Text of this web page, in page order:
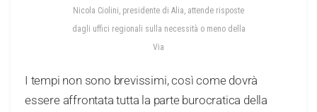
Nicola Ciolini, presidente di Alia, attende risposte
dagli uffici regionali sulla necessità o meno della
Via
I tempi non sono brevissimi, così come dovrà
essere affrontata tutta la parte burocratica della